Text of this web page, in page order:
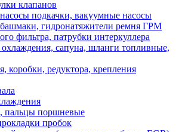
клапанов
подкачки, вакуумные насосы
гидронатяжители ремня ГРМ
фильтра, патрубки интеркуллера
сапуна, шланги топливные,
коробки, редуктора, крепления
пальцы поршневые
пробок